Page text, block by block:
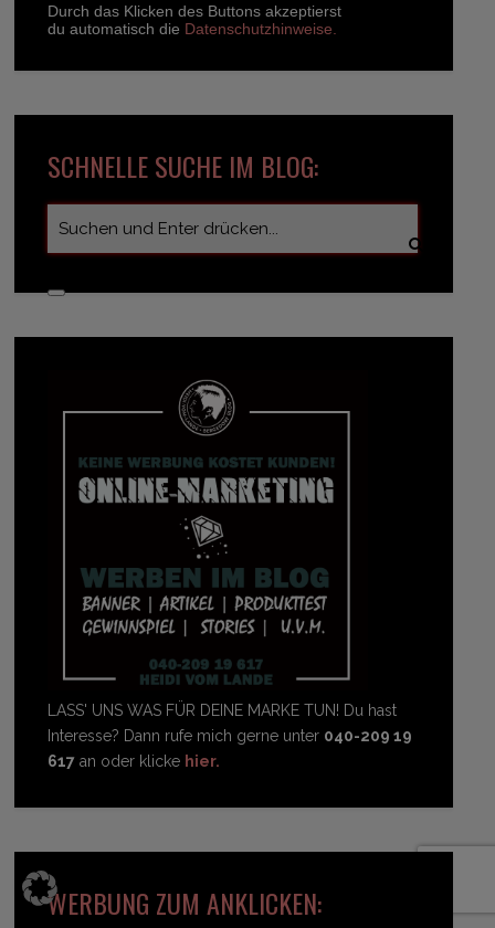
Durch das Klicken des Buttons akzeptierst
du automatisch die Datenschutzhinweise.
SCHNELLE SUCHE IM BLOG:
LASS' UNS WAS FÜR DEINE MARKE TUN! Du hast
Interesse? Dann rufe mich gerne unter 040-209 19
617 an oder klicke hier.
WERBUNG ZUM ANKLICKEN: